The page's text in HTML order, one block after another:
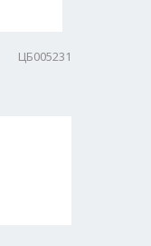
ЦБ005231